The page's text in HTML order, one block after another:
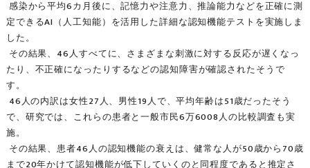
感染から平均6カ月後に、記憶力や注意力、推論能力などを正確に測
定できるAI（人工知能）を活用した詳細な認知機能テストを実施しま
した。
その結果、46人すべてに、さまざまな刺激に対する反応が遅くなっ
たり、不正確になったりするなどの認知障害が確認されたそうで
す。
46人の内訳は女性27人、男性19人で、平均年齢は51歳だったそう
で、研究では、これらの患者と一般市民6万6008人の比較調査も実
施。
その結果、患者46人の認知機能の衰えは、健常な人が50歳から70歳
まで20年かけて認知機能が低下していくのと同程度であると推定さ